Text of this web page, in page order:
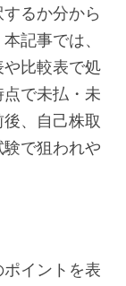
るか分から
記事では、
比較表で処
で未払・未
、自己株取
で狙われや
イントを表